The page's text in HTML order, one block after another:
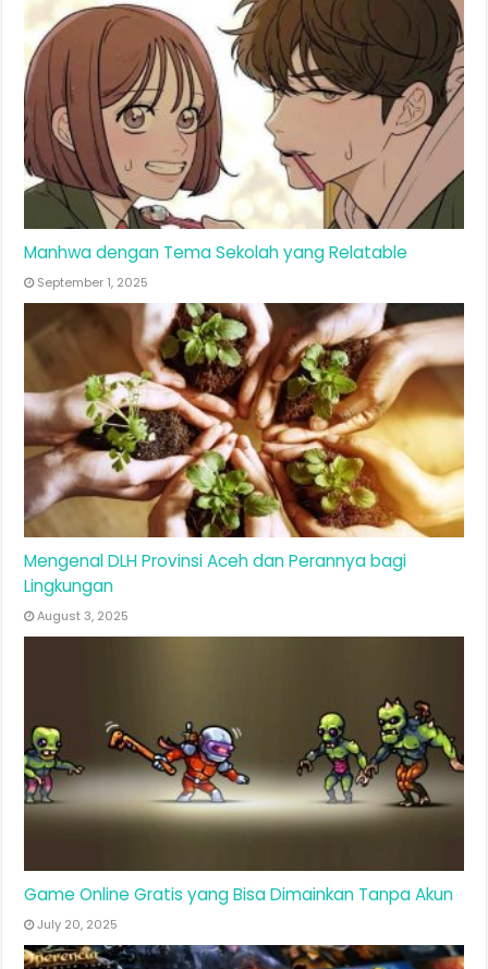
Manhwa dengan Tema Sekolah yang Relatable
September 1, 2025
Mengenal DLH Provinsi Aceh dan Perannya bagi
Lingkungan
August 3, 2025
Game Online Gratis yang Bisa Dimainkan Tanpa Akun
July 20, 2025